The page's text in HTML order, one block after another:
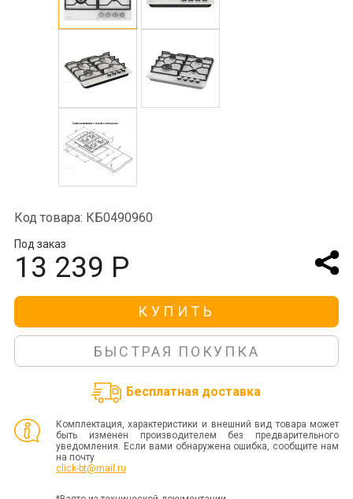
Код товара: КБ0490960
Под заказ
13 239 Р
КУПИТЬ
БЫСТРАЯ ПОКУПКА
Бесплатная доставка
Комплектация, характеристики и внешний вид товара может
быть изменен производителем без предварительного
уведомления. Если вами обнаружена ошибка, сообщите нам
на почту
click-bt@mail.ru